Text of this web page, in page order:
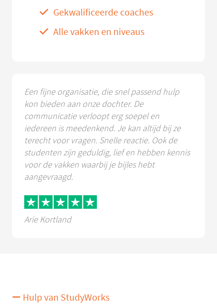
Gekwalificeerde coaches
Alle vakken en niveaus
Een fijne organisatie, die snel passend hulp
kon bieden aan onze dochter. De
communicatie verloopt erg soepel en
iedereen is meedenkend. Je kan altijd bij ze
terecht voor vragen. Snelle reactie. Ook de
studenten zijn geduldig, lief en hebben kennis
voor de vakken waarbij je bijles hebt
aangevraagd.
Arie Kortland
Hulp van StudyWorks